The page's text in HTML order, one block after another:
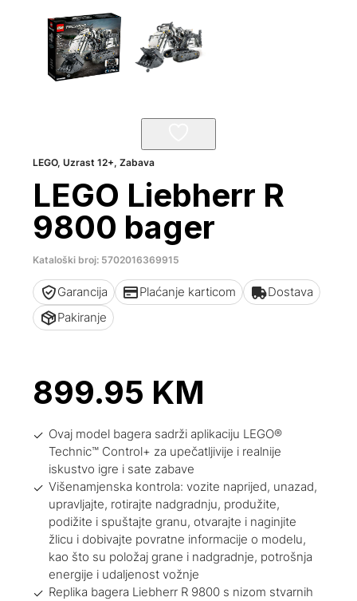
LEGO,Uzrast 12+,Zabava
LEGO Liebherr R
9800 bager
Kataloški broj: 5702016369915
Garancija Plaćanje karticom
Dostava
Pakiranje
899.95 KM
Ovaj model bagera sadrži aplikaciju LEGO®
Technic™ Control+ za upečatljivije i realnije
iskustvo igre i sate zabave
Višenamjenska kontrola: vozite naprijed, unazad,
upravljajte, rotirajte nadgradnju, produžite,
podižite i spuštajte granu, otvarajte i naginjite
žlicu i dobivajte povratne informacije o modelu,
kao što su položaj grane i nadgradnje, potrošnja
energije i udaljenost vožnje
Replika bagera Liebherr R 9800 s nizom stvarnih